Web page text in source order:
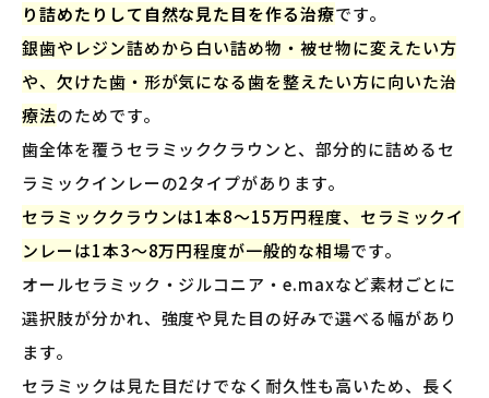
り詰めたりして自然な見た目を作る治療です。
銀歯やレジン詰めから白い詰め物・被せ物に変えたい方
や、欠けた歯・形が気になる歯を整えたい方に向いた治
療法のためです。
歯全体を覆うセラミッククラウンと、部分的に詰めるセ
ラミックインレーの2タイプがあります。
セラミッククラウンは1本8〜15万円程度、セラミックイ
ンレーは1本3〜8万円程度が一般的な相場です。
オールセラミック・ジルコニア・e.maxなど素材ごとに
選択肢が分かれ、強度や見た目の好みで選べる幅があり
ます。
セラミックは見た目だけでなく耐久性も高いため、長く